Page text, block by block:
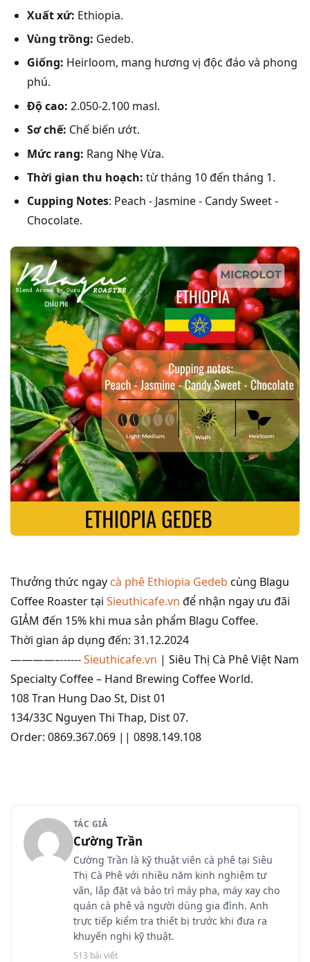
Xuất xứ: Ethiopia.
Vùng trồng: Gedeb.
Giống: Heirloom, mang hương vị độc đáo và phong
phú.
Độ cao: 2.050-2.100 masl.
Sơ chế: Chế biến ướt.
Mức rang: Rang Nhẹ Vừa.
Thời gian thu hoạch: từ tháng 10 đến tháng 1.
Cupping Notes: Peach - Jasmine - Candy Sweet -
Chocolate.
Thưởng thức ngay cà phê Ethiopia Gedeb cùng Blagu
Coffee Roaster tại Sieuthicafe.vn để nhận ngay ưu đãi
GIẢM đến 15% khi mua sản phẩm Blagu Coffee.
Thời gian áp dụng đến: 31.12.2024
————–------Sieuthicafe.vn | Siêu Thị Cà Phê Việt Nam
Specialty Coffee – Hand Brewing Coffee World.
108 Tran Hung Dao St, Dist 01
134/33C Nguyen Thi Thap, Dist 07.
Order: 0869.367.069 || 0898.149.108
TÁC GIẢ
Cường Trần
Cường Trần là kỹ thuật viên cà phê tại Siêu
Thị Cà Phê với nhiều năm kinh nghiệm tư
vấn, lắp đặt và bảo trì máy pha, máy xay cho
quán cà phê và người dùng gia đình. Anh
trực tiếp kiểm tra thiết bị trước khi đưa ra
khuyến nghị kỹ thuật.
513 bài viết